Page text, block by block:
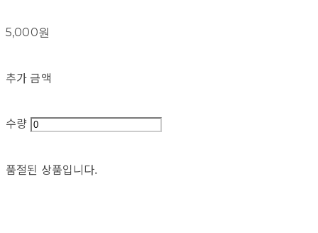
5,000원
추가 금액
수량
품절된 상품입니다.